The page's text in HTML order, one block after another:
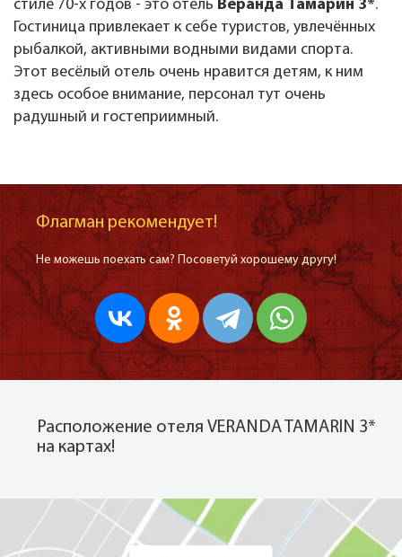
стиле 70-х годов - это отель Веранда Тамарин 3*.
Гостиница привлекает к себе туристов, увлечённых
рыбалкой, активными водными видами спорта.
Этот весёлый отель очень нравится детям, к ним
здесь особое внимание, персонал тут очень
радушный и гостеприимный.
Флагман рекомендует!
Не можешь поехать сам? Посоветуй хорошему другу!
Расположение отеля VERANDA TAMARIN 3*
на картах!